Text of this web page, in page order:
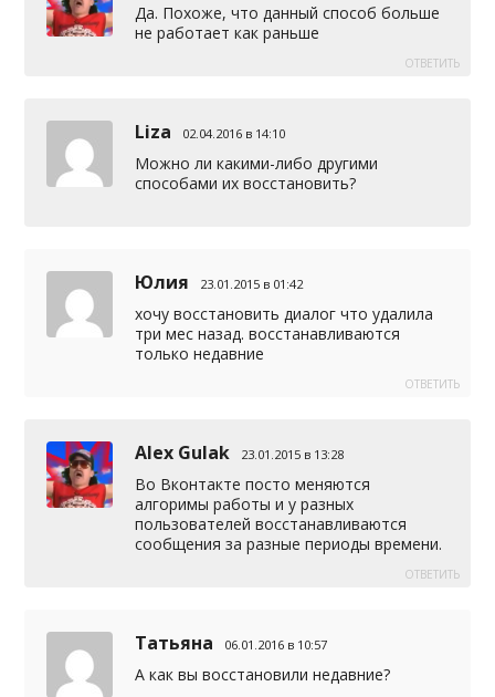
Да. Похоже, что данный способ больше
не работает как раньше
ОТВЕТИТЬ
Liza 02.04.2016 в 14:10
Можно ли какими-либо другими
способами их восстановить?
Юлия 23.01.2015 в 01:42
хочу восстановить диалог что удалила
три мес назад. восстанавливаются
только недавние
ОТВЕТИТЬ
Alex Gulak 23.01.2015 в 13:28
Во Вконтакте посто меняются
алгоримы работы и у разных
пользователей восстанавливаются
сообщения за разные периоды времени.
ОТВЕТИТЬ
Татьяна 06.01.2016 в 10:57
А как вы восстановили недавние?